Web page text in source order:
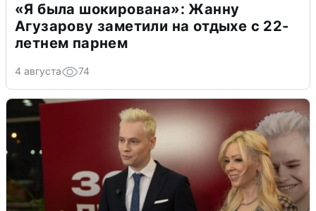
«Я была шокирована»: Жанну
Агузарову заметили на отдыхе с 22-
летнем парнем
4 августа 74